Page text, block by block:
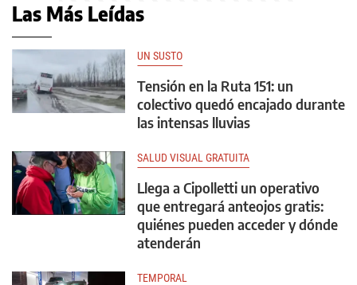
Las Más Leídas
UN SUSTO
Tensión en la Ruta 151: un
colectivo quedó encajado durante
las intensas lluvias
SALUD VISUAL GRATUITA
Llega a Cipolletti un operativo
que entregará anteojos gratis:
quiénes pueden acceder y dónde
atenderán
TEMPORAL